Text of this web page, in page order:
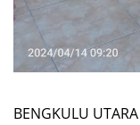
BENGKULU